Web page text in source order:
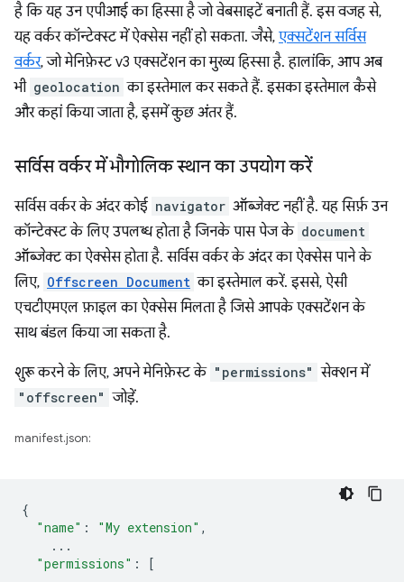
है कि यह उन एपीआई का हिस्सा है जो वेबसाइटें बनाती हैं. इस वजह से,
यह वर्कर कॉन्टेक्स्ट में ऐक्सेस नहीं हो सकता. जैसे, एक्सटेंशन सर्विस
वर्कर, जो मेनिफ़ेस्ट v3 एक्सटेंशन का मुख्य हिस्सा है. हालांकि, आप अब
भी geolocation का इस्तेमाल कर सकते हैं. इसका इस्तेमाल कैसे
और कहां किया जाता है, इसमें कुछ अंतर हैं.
सर्विस वर्कर में भौगोलिक स्थान का उपयोग करें
सर्विस वर्कर के अंदर कोई navigator ऑब्जेक्ट नहीं है. यह सिर्फ़ उन
कॉन्टेक्स्ट के लिए उपलब्ध होता है जिनके पास पेज के document
ऑब्जेक्ट का ऐक्सेस होता है. सर्विस वर्कर के अंदर का ऐक्सेस पाने के
लिए, Offscreen Document का इस्तेमाल करें. इससे, ऐसी
एचटीएमएल फ़ाइल का ऐक्सेस मिलता है जिसे आपके एक्सटेंशन के
साथ बंडल किया जा सकता है.
शुरू करने के लिए, अपने मेनिफ़ेस्ट के "permissions" सेक्शन में
"offscreen" जोड़ें.
manifest.json:
{
"name" : "My extension" ,
...
"permissions" :
[